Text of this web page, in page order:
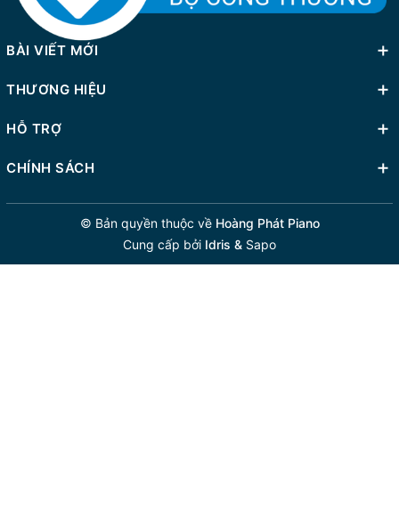
BÀI VIẾT MỚI
THƯƠNG HIỆU
HỖ TRỢ
CHÍNH SÁCH
© Bản quyền thuộc về Hoàng Phát Piano
Cung cấp bởi Idris & Sapo